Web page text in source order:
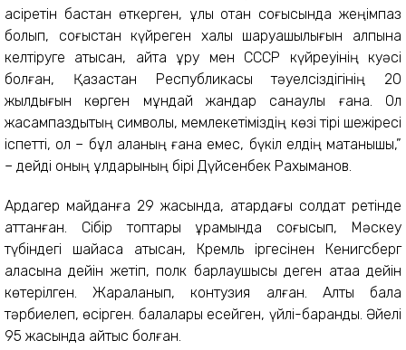
қасіретін бастан өткерген, ұлы отан соғысында жеңімпаз
болып, соғыстан күйреген халық шаруашылығын қалпына
келтіруге қатысқан, қайта құру мен СССР күйреуінің куәсі
болған, Қазақстан Республикасы тәуелсіздігінің 20
жылдығын көрген мұндай жандар санаулы ғана. Ол
жасампаздықтың символы, мемлекетіміздің көзі тірі шежіресі
іспетті, ол – бұл қаланың ғана емес, бүкіл елдің мақтанышы,”
– дейді оның ұлдарының бірі Дүйсенбек Рахымқанов.
Ардагер майданға 29 жасында, қатардағы солдат ретінде
аттанған. Сібір топтары құрамында соғысып, Мәскеу
түбіндегі шайқасқа қатысқан, Кремль іргесінен Кенигсберг
қаласына дейін жетіп, полк барлаушысы деген атаққа дейін
көтерілген. Жараланып, контузия алған. Алты бала
тәрбиелеп, өсірген. балалары есейген, үйлі-баранды. Әйелі
95 жасында қайтыс болған.